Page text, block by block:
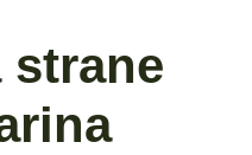
strane